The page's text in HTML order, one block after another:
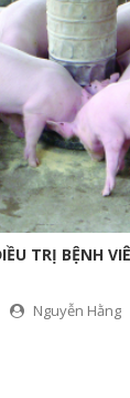
TRỊ BỆNH
Nguyễn Hằng